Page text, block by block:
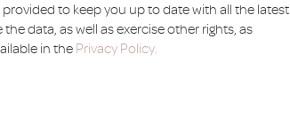
to keep you up to date with all the latest
data, as well as exercise other rights, as
in the Privacy Policy.